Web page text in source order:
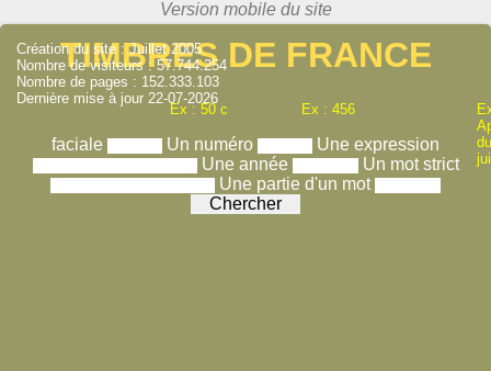
TIMBRES DE FRANCE
Ex : 50 c Ex : 456
faciale Un numéro
Une expression
Une année
Un mot strict
Une partie d'un mot
Création du site : Juillet 2005
Nombre de visiteurs : 57.744.254
Nombre de pages : 152.333.103
Dernière mise à jour 22-07-2026